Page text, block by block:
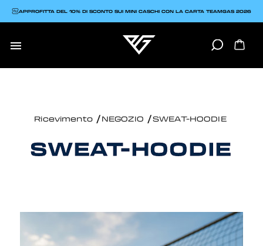

APPROFITTA DEL 10% DI SCONTO SUI MINI CASCHI CON LA CARTA TEAMGAS 2026
Ricevimento NEGOZIO SWEAT-HOODIE
SWEAT-HOODIE